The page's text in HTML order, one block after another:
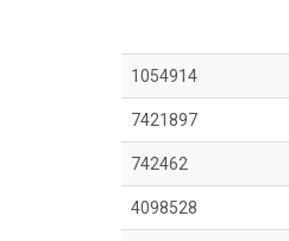
1054914
7421897
742462
4098528